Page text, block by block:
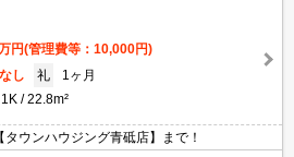
円(管理費等：10,000円)
なし 礼
1ヶ月
1K 22.8m²
ウンハウジング青砥店】まで！